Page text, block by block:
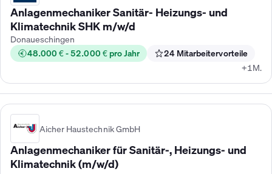
Anlagenmechaniker Sanitär- Heizungs- und
Klimatechnik SHK m/w/d
Donaueschingen
48.000 € - 52.000 € pro Jahr
24 Mitarbeitervorteile
+1M.
Aicher Haustechnik GmbH
Anlagenmechaniker für Sanitär-, Heizungs- und
Klimatechnik (m/w/d)